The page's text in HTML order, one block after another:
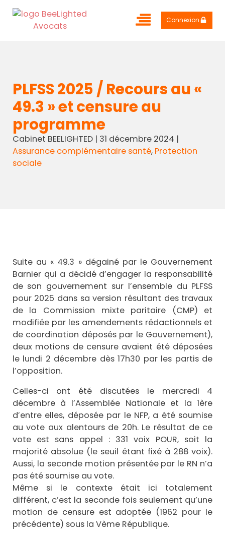
Connexion
PLFSS 2025 / Recours au «
49.3 » et censure au
programme
Cabinet BEELIGHTED| 31 décembre 2024 |
Assurance complémentaire santé, Protection
sociale
Suite au « 49.3 » dégainé par le Gouvernement
Barnier qui a décidé d’engager la responsabilité
de son gouvernement sur l’ensemble du PLFSS
pour 2025 dans sa version résultant des travaux
de la Commission mixte paritaire (CMP) et
modifiée par les amendements rédactionnels et
de coordination déposés par le Gouvernement),
deux motions de censure avaient été déposées
le lundi 2 décembre dès 17h30 par les partis de
l’opposition.
Celles-ci ont été discutées le mercredi 4
décembre à l’Assemblée Nationale et la 1ère
d’entre elles, déposée par le NFP, a été soumise
au vote aux alentours de 20h. Le résultat de ce
vote est sans appel : 331 voix POUR, soit la
majorité absolue (le seuil étant fixé à 288 voix).
Aussi, la seconde motion présentée par le RN n’a
pas été soumise au vote.
Même si le contexte était ici totalement
différent, c’est la seconde fois seulement qu’une
motion de censure est adoptée (1962 pour le
précédente) sous la Vème République.